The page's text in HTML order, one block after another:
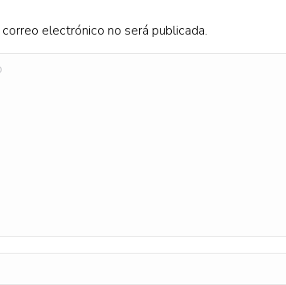
electrónico no será publicada.